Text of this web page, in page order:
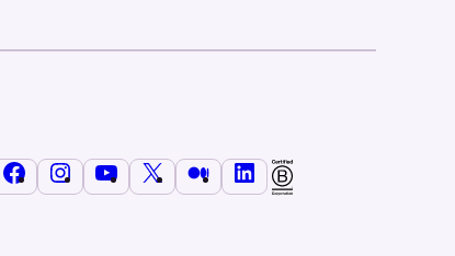
FacebookInstagramYouTube Médio LinkedIn